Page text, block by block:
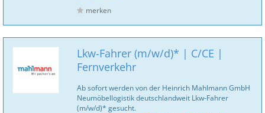
merken
Lkw-Fahrer (m/w/d)* | C/CE |
Fernverkehr
Ab sofort werden von der Heinrich Mahlmann GmbH
Neumöbellogistik deutschlandweit Lkw-Fahrer
(m/w/d)* gesucht.